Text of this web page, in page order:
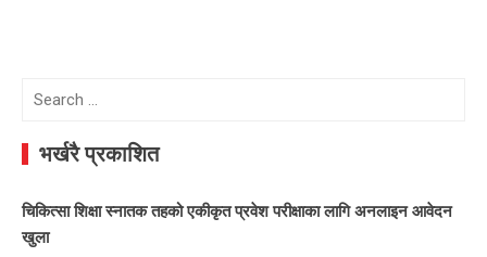
Search
भर्खरै प्रकाशित
चिकित्सा शिक्षा स्नातक तहको एकीकृत प्रवेश परीक्षाका लागि अनलाइन आवेदन
खुला